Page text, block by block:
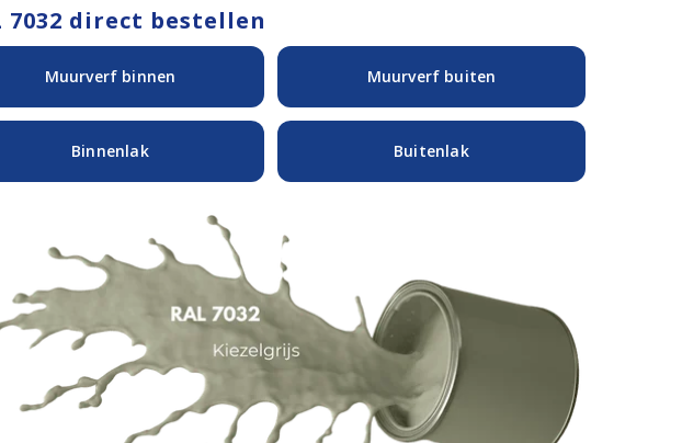
7032 direct bestellen
Muurverf binnen Muurverf buiten
Binnenlak Buitenlak